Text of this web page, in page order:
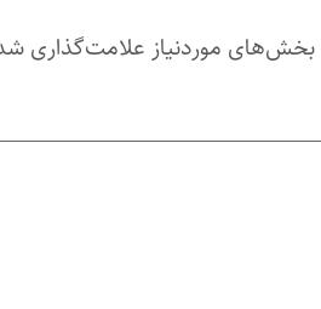
بخش‌های موردنیاز علامت‌گذاری